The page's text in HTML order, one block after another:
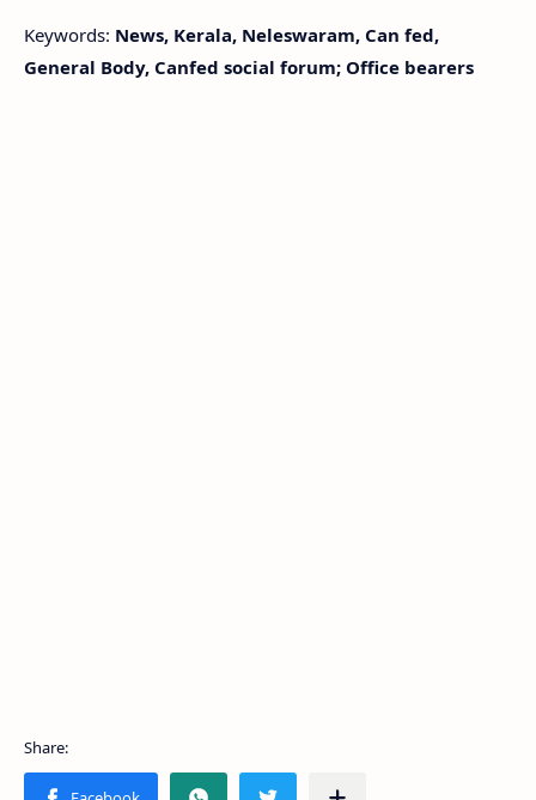
Keywords: News, Kerala, Neleswaram, Can fed,
General Body, Canfed social forum; Office bearers